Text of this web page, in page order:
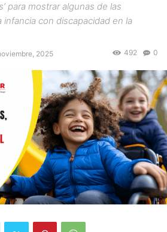
para mostrar algunas de las
con discapacidad en la
2025 0
492